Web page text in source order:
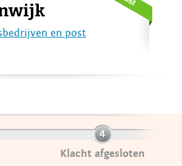
en post
Klacht afgesloten